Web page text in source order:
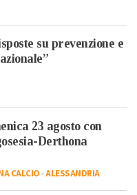
su prevenzione e
23 agosto con
Derthona
CALCIO-ALESSANDRIA